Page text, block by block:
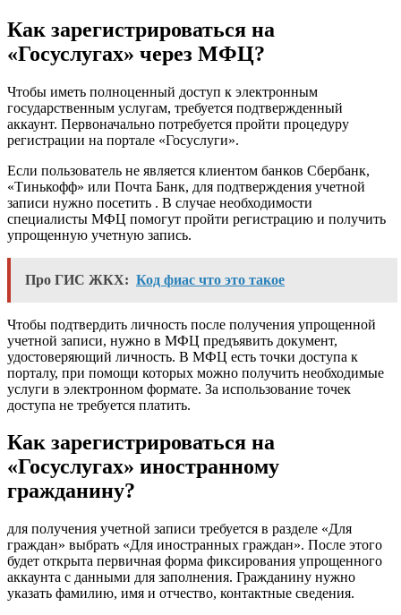
Как зарегистрироваться на
«Госуслугах» через МФЦ?
Чтобы иметь полноценный доступ к электронным
государственным услугам, требуется подтвержденный
аккаунт. Первоначально потребуется пройти процедуру
регистрации на портале «Госуслуги».
Если пользователь не является клиентом банков Сбербанк,
«Тинькофф» или Почта Банк, для подтверждения учетной
записи нужно посетить . В случае необходимости
специалисты МФЦ помогут пройти регистрацию и получить
упрощенную учетную запись.
Про ГИС ЖКХ: Код фиас что это такое
Чтобы подтвердить личность после получения упрощенной
учетной записи, нужно в МФЦ предъявить документ,
удостоверяющий личность. В МФЦ есть точки доступа к
порталу, при помощи которых можно получить необходимые
услуги в электронном формате. За использование точек
доступа не требуется платить.
Как зарегистрироваться на
«Госуслугах» иностранному
гражданину?
для получения учетной записи требуется в разделе «Для
граждан» выбрать «Для иностранных граждан». После этого
будет открыта первичная форма фиксирования упрощенного
аккаунта с данными для заполнения. Гражданину нужно
указать фамилию, имя и отчество, контактные сведения.